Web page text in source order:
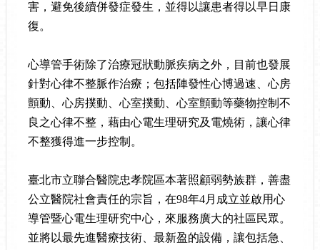
害，避免後續併發症發生，並得以讓患者得以早日康
復。
心導管手術除了治療冠狀動脈疾病之外，目前也發展
針對心律不整脈作治療；包括陣發性心博過速、心房
顫動、心房撲動、心室撲動、心室顫動等藥物控制不
良之心律不整，藉由心電生理研究及電燒術，讓心律
不整獲得進一步控制。
臺北市立聯合醫院忠孝院區本著照顧弱勢族群，善盡
公立醫院社會責任的宗旨，在98年4月成立並啟用心
導管暨心電生理研究中心，來服務廣大的社區民眾。
並將以最先進醫療技術、最新盈的設備，讓包括急、